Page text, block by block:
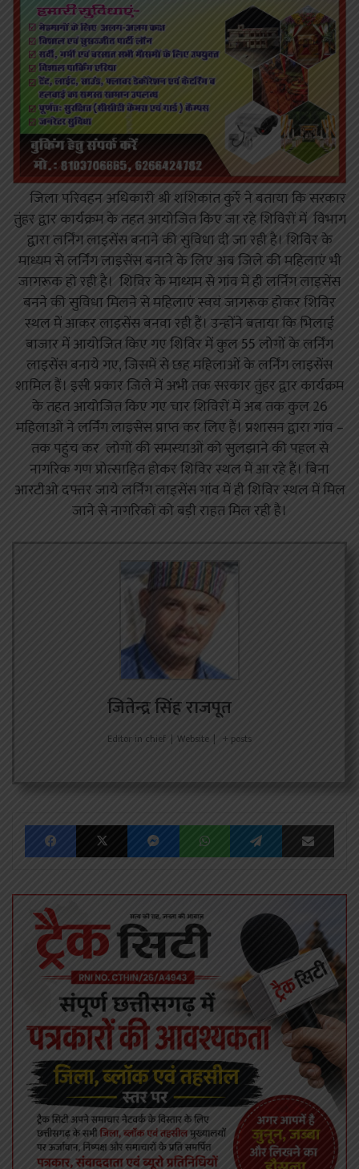
जिला परिवहन अधिकारी श्री शशिकांत कुर्रे ने बताया कि सरकार
तुंहर द्वार कार्यक्रम के तहत आयोजित किए जा रहे शिविरों में विभाग
द्वारा लर्निंग लाइसेंस बनाने की सुविधा दी जा रही है। शिविर के
माध्यम से लर्निंग लाइसेंस बनाने के लिए अब जिले की महिलाएं भी
जागरूक हो रही है। शिविर के माध्यम से गांव में ही लर्निंग लाइसेंस
बनने की सुविधा मिलने से महिलाएं स्वयं जागरूक होकर शिविर
स्थल में आकर लाइसेंस बनवा रही हैं। उन्होंने बताया कि भिलाई
बाजार में आयोजित किए गए शिविर में कुल 55 लोगों के लर्निंग
लाइसेंस बनाये गए, जिसमें से छह महिलाओं के लर्निंग लाइसेंस
शामिल हैं। इसी प्रकार जिले में अभी तक सरकार तुंहर द्वार कार्यक्रम
के तहत आयोजित किए गए चार शिविरों में अब तक कुल 26
महिलाओं ने लर्निंग लाइसेंस प्राप्त कर लिए हैं। प्रशासन द्वारा गांव –
तक पहुंच कर लोगों की समस्याओं को सुलझाने की पहल से
नागरिक गण प्रोत्साहित होकर शिविर स्थल में आ रहे हैं। बिना
आरटीओ दफ्तर जाये लर्निंग लाइसेंस गांव में ही शिविर स्थल में मिल
जाने से नागरिकों को बड़ी राहत मिल रही है।
जितेन्द्र सिंह राजपूत
Editor in chief | Website | + posts
FacebookX MessengerWhatsAppTelegram Share via Email